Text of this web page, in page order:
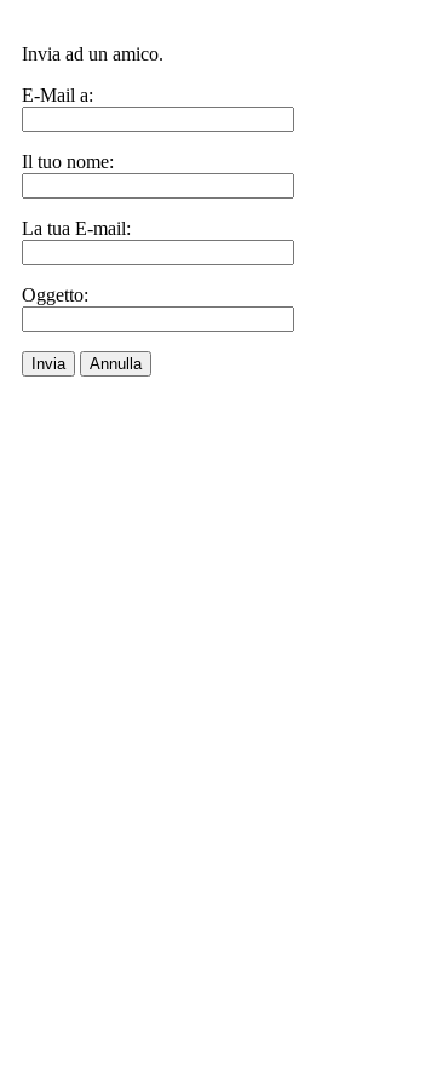
Invia ad un amico.
E-Mail a:
Il tuo nome:
La tua E-mail:
Oggetto:
Invia Annulla